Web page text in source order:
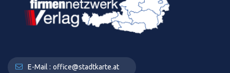
E-Mail : office@stadtkarte.at